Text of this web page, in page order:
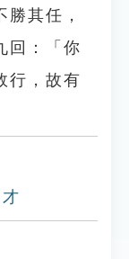
其任，
回：「你
行，故有